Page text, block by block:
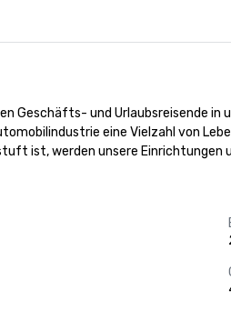
und Urlaubsreisende in
eine Vielzahl von
ist, werden unsere Einrichtungen